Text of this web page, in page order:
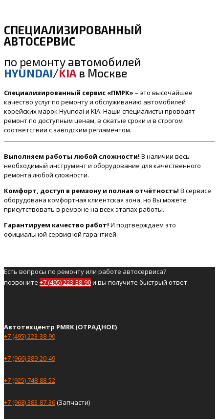
СПЕЦИАЛИЗИРОВАННЫЙ
АВТОСЕРВИС
по ремонту автомобилей
HYUNDAI/KIA в Москве
Специализированный сервис «ПМРК» – это высочайшее
качество услуг по ремонту и обслуживанию автомобилей
корейских марок Hyundai и KIA. Наши специалисты проводят
ремонт по доступным ценам, в сжатые сроки и в строгом
соответствии с заводским регламентом.
Выполняем работы любой сложности! В наличии весь
необходимый инструмент и оборудование для качественного
ремонта любой сложности.
Комфорт, доступ в ремзону и полная отчётность! В сервисе
оборудована комфортная клиентская зона, но Вы можете
присутствовать в ремзоне на всех этапах работы.
Гарантируем качество работ! И подтверждаем это
официальной сервисной гарантией.
Есть вопросы по ремонту или работе автосервиса?
позвоните +7 (495) 223-38-90и вы получите быстрый ответ
Автотехцентр PMRK (ОТРАДНОЕ)
+7 (495) 223-38-90
+7 (966) 389-20-49
+7 (925) 748-88-52
+7 (968) 383-87-36(Запчасти)